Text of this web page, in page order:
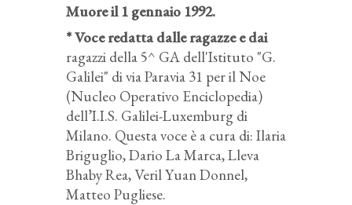
Muore il 1 gennaio 1992.
* Voce redatta dalle ragazze e dai
ragazzi della 5^ GA dell'Istituto "G.
Galilei" di via Paravia 31 per il Noe
(Nucleo Operativo Enciclopedia)
dell’I.I.S. Galilei-Luxemburg di
Milano. Questa voce è a cura di: Ilaria
Briguglio, Dario La Marca, Lleva
Bhaby Rea, Veril Yuan Donnel,
Matteo Pugliese.